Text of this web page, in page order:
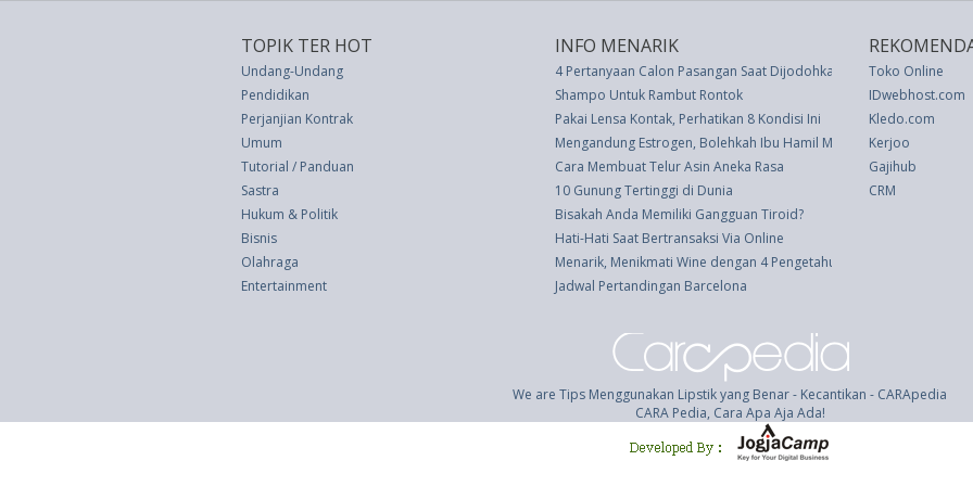
TOPIK TER HOT
Undang-Undang
Pendidikan
Perjanjian Kontrak
Umum
Tutorial / Panduan
Sastra
Hukum & Politik
Bisnis
Olahraga
Entertainment
INFO MENARIK
4 Pertanyaan Calon Pasangan Saat Dijodohkan
Shampo Untuk Rambut Rontok
Pakai Lensa Kontak, Perhatikan 8 Kondisi Ini
Mengandung Estrogen, Bolehkah Ibu Hamil Minum Susu Kedelai?
Cara Membuat Telur Asin Aneka Rasa
10 Gunung Tertinggi di Dunia
Bisakah Anda Memiliki Gangguan Tiroid?
Hati-Hati Saat Bertransaksi Via Online
Menarik, Menikmati Wine dengan 4 Pengetahuan Ini
Jadwal Pertandingan Barcelona
Toko Online
IDwebhost.com
Kledo.com
Kerjoo
Gajihub
CRM
We are Tips Menggunakan Lipstik yang Benar - Kecantikan - CARApedia
CARA Pedia, Cara Apa Aja Ada!